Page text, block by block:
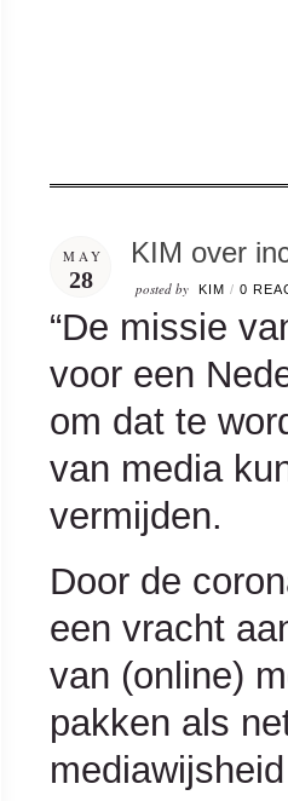
MAY
28
KIM over
posted by KIM / 0
“De missie
voor een
om dat te
van media
vermijden.
Door de
een vracht
van (online)
pakken als